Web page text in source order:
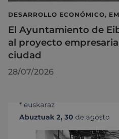
DESARROLLO ECONÓMICO,
El Ayuntamiento de
al proyecto
ciudad
28/07/2026